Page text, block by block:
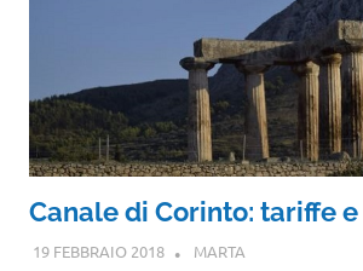
Canale di Corinto: tariffe
19 FEBBRAIO 2018 MARTA